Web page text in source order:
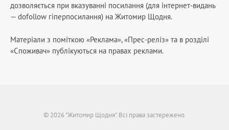
дозволяється при вказуванні посилання (для інтернет-видань
— dofollow гіперпосилання) на Житомир Щодня.
Матеріали з поміткою «Реклама», «Прес-реліз» та в розділі
«Споживач» публікуються на правах реклами.
© 2026 "Житомир Щодня". Всі права застережено.